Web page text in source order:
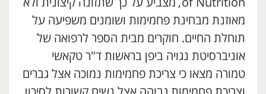
מאוזנת מבחינת פחמימות ושומנים משפיעה על
תוחלת החיים. חוקרים מבית הספר לרפואה של
אוניברסיטת נגויה ביפן בראשות ד"ר טקאשי
טמורה מצאו כי צריכת פחמימות נמוכה אצל גברים